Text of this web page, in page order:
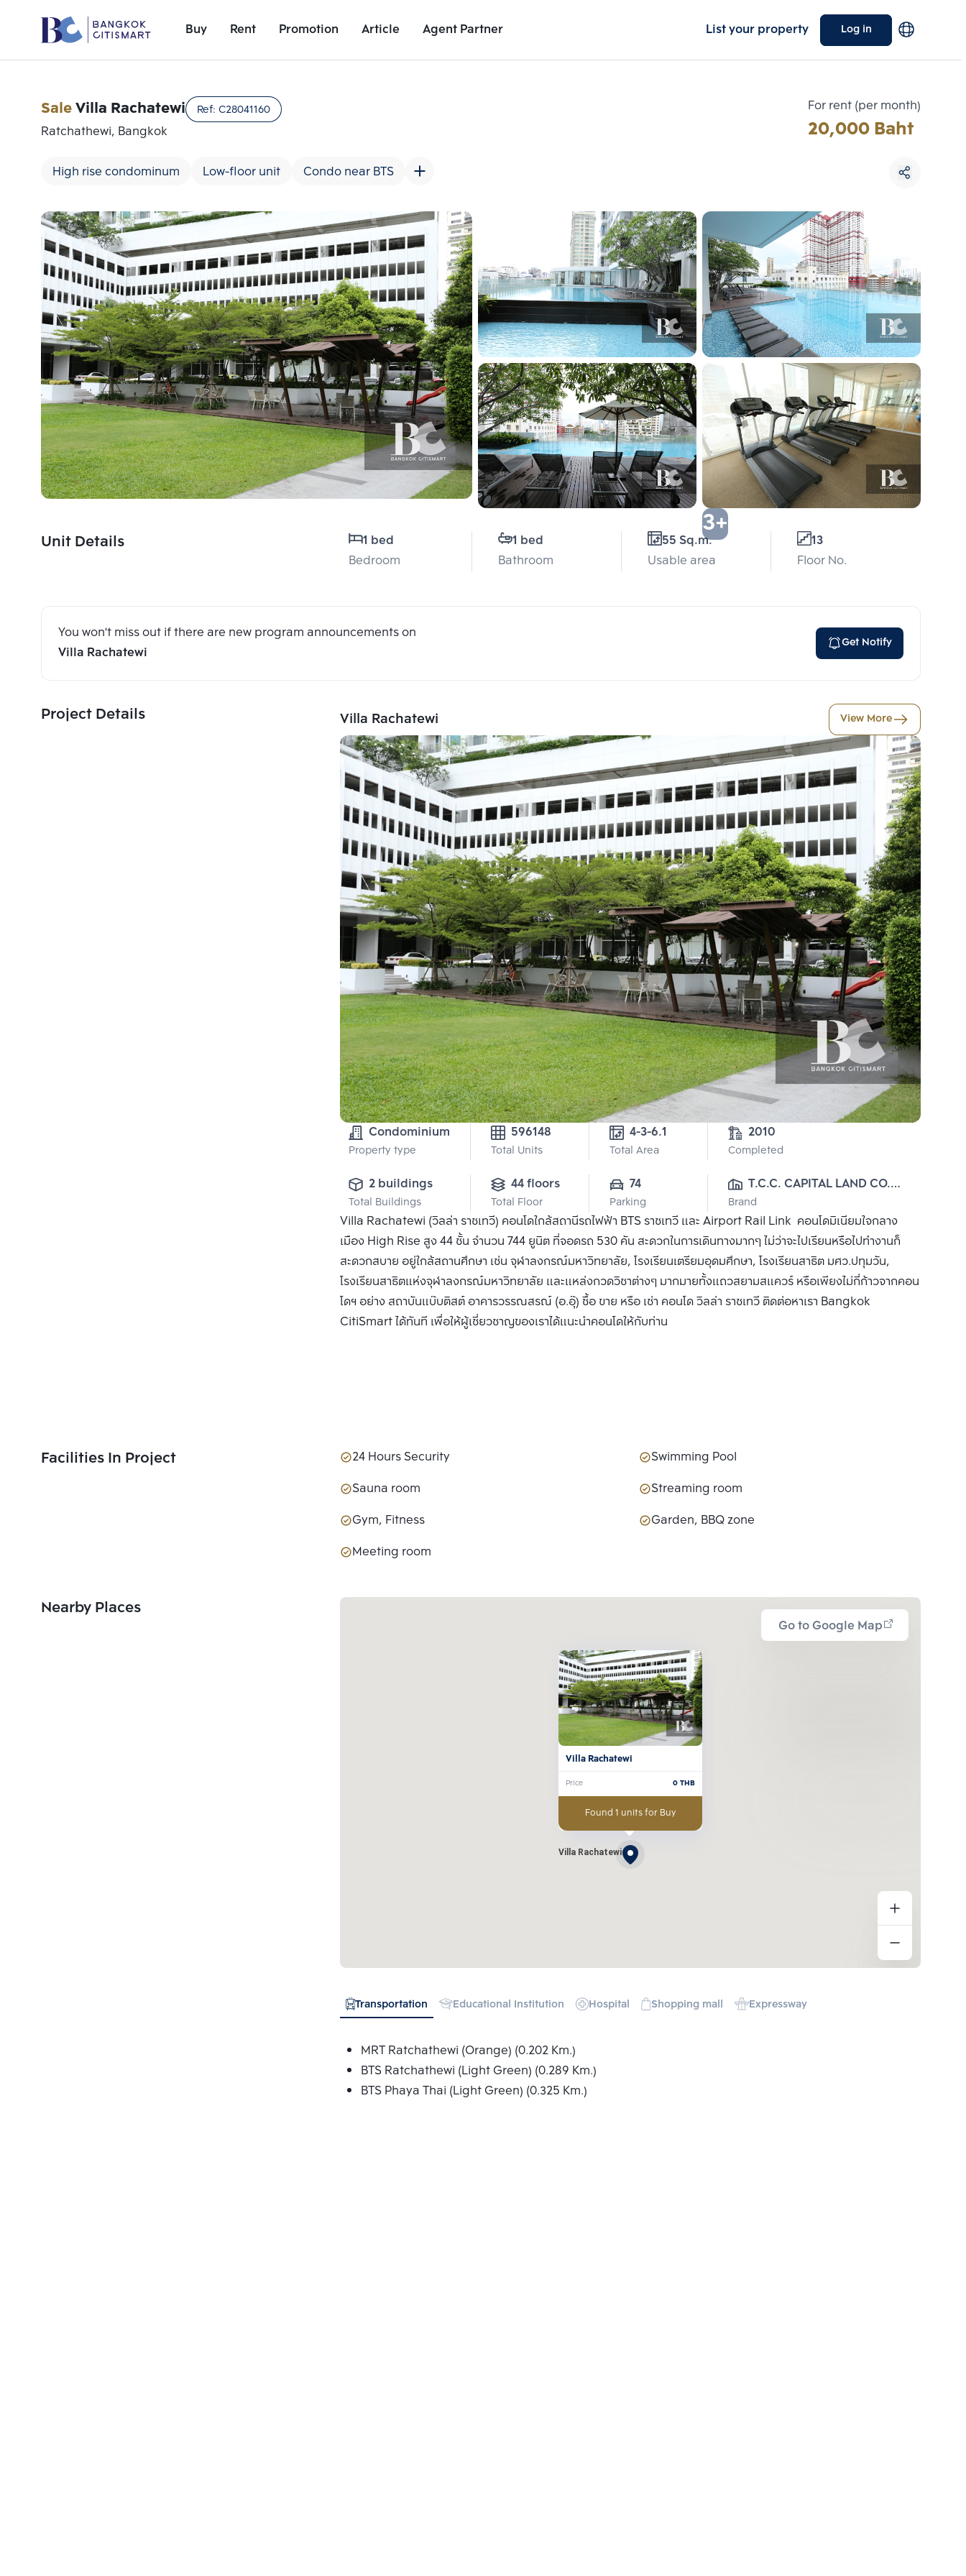
Buy Rent Promotion Article Agent Partner List your property Log in
Unit Details
SaleVilla Rachatewi Ref: C28041160
Ratchathewi, Bangkok
High rise condominum Low-floor unit Condo near BTS
For rent (per month)
20,000 Baht
3+
Unit Details
1 bed
Bedroom
1 bed
Bathroom
55 Sq.m.
Usable area
13
Floor No.
You won't miss out if there are new program announcements on
Villa Rachatewi
Get Notify
Project Details Villa Rachatewi View More
Condominium
Property type
596148
Total Units
4-3-6.1
Total Area
2010
Completed
2 buildings
Total Buildings
44 floors
Total Floor
74
Parking
T.C.C. CAPITAL LAND CO.,
LTD.
Brand
Villa Rachatewi (วิลล่า ราชเทวี) คอนโดใกล้สถานีรถไฟฟ้า BTS ราชเทวี และ Airport Rail Link คอนโดมิเนียมใจกลาง
เมือง High Rise สูง 44 ชั้น จำนวน 744 ยูนิต ที่จอดรถ 530 คัน สะดวกในการเดินทางมากๆ ไม่ว่าจะไปเรียนหรือไปทำงานก็
สะดวกสบาย อยู่ใกล้สถานศึกษา เช่น จุฬาลงกรณ์มหาวิทยาลัย, โรงเรียนเตรียมอุดมศึกษา, โรงเรียนสาธิต มศว.ปทุมวัน,
โรงเรียนสาธิตแห่งจุฬาลงกรณ์มหาวิทยาลัย และแหล่งกวดวิชาต่างๆ มากมายทั้งแถวสยามสแควร์ หรือเพียงไม่กี่ก้าวจากคอน
โดฯ อย่าง สถาบันแบ๊บติสต์ อาคารวรรณสรณ์ (อ.อุ๊) ซื้อ ขาย หรือ เช่า คอนโด วิลล่า ราชเทวี ติดต่อหาเรา Bangkok
CitiSmart ได้ทันที เพื่อให้ผู้เชี่ยวชาญของเราได้แนะนำคอนโดให้กับท่าน
Facilities In Project 24 Hours Security
Swimming Pool
Sauna room
Streaming room
Gym, Fitness
Garden, BBQ zone
Meeting room
Nearby Places
Go to Google Map
Villa Rachatewi
Villa Rachatewi
Price 0THB
Found 1 units for Buy
Transportation Educational Institution Hospital Shopping mall Expressway
MRT Ratchathewi (Orange) (0.202 Km.)
BTS Ratchathewi (Light Green) (0.289 Km.)
BTS Phaya Thai (Light Green) (0.325 Km.)
Add comparative units
Number 1
Add comparative units
Number 2
Add comparative units
Number 3
Choose comparative unit
Compare
Clear all